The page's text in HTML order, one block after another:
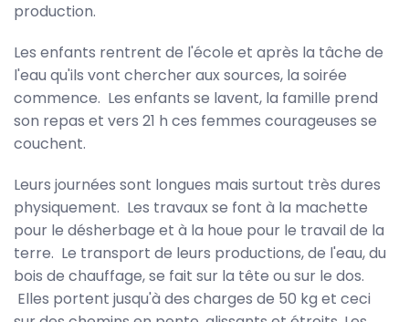
production.
Les enfants rentrent de l'école et après la tâche de
l'eau qu'ils vont chercher aux sources, la soirée
commence. Les enfants se lavent, la famille prend
son repas et vers 21 h ces femmes courageuses se
couchent.
Leurs journées sont longues mais surtout très dures
physiquement. Les travaux se font à la machette
pour le désherbage et à la houe pour le travail de la
terre. Le transport de leurs productions, de l'eau, du
bois de chauffage, se fait sur la tête ou sur le dos.
Elles portent jusqu'à des charges de 50 kg et ceci